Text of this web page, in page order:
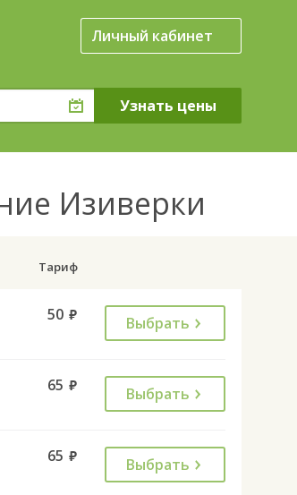
Личный кабинет
Изиверки
Тариф
50 руб. Выбрать
65 руб. Выбрать
65 руб. Выбрать